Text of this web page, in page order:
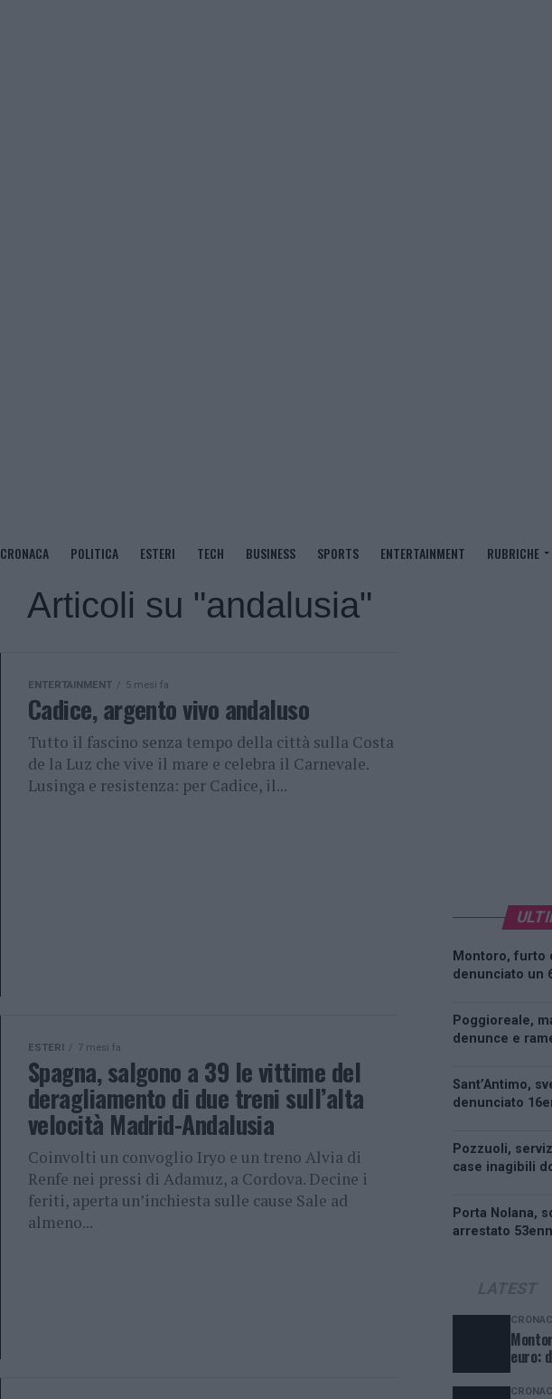
CRONACA POLITICA ESTERI TECH BUSINESS SPORTS ENTERTAINMENT RUBRICHE
Articoli su "andalusia"
ENTERTAINMENT 5 mesi fa
Cadice, argento vivo andaluso
Tutto il fascino senza tempo della città sulla Costa
de la Luz che vive il mare e celebra il Carnevale.
Lusinga e resistenza: per Cadice, il...
ESTERI 7 mesi fa
Spagna, salgono a 39 le vittime del
deragliamento di due treni sull’alta
velocità Madrid-Andalusia
Coinvolti un convoglio Iryo e un treno Alvia di
Renfe nei pressi di Adamuz, a Cordova. Decine i
feriti, aperta un’inchiesta sulle cause Sale ad
almeno...
Montoro, furto
denunciato un
Poggioreale,
denunce e
Sant’Antimo,
denunciato
Pozzuoli,
case inagibili
Porta Nolana,
arrestato
euro: